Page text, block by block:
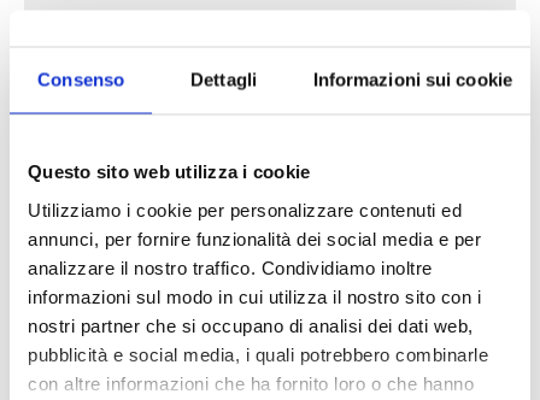
Consenso Dettagli Informazioni sui cookie
Questo sito web utilizza i cookie
Utilizziamo i cookie per personalizzare contenuti ed
annunci, per fornire funzionalità dei social media e per
analizzare il nostro traffico. Condividiamo inoltre
informazioni sul modo in cui utilizza il nostro sito con i
nostri partner che si occupano di analisi dei dati web,
pubblicità e social media, i quali potrebbero combinarle
con altre informazioni che ha fornito loro o che hanno
30 Giugno 2026
30 Giugno 2026
PREMI 2025. I TOP TEN
30 Giugno 2026
TUTTI GLI ARTICOLI DEL MESE